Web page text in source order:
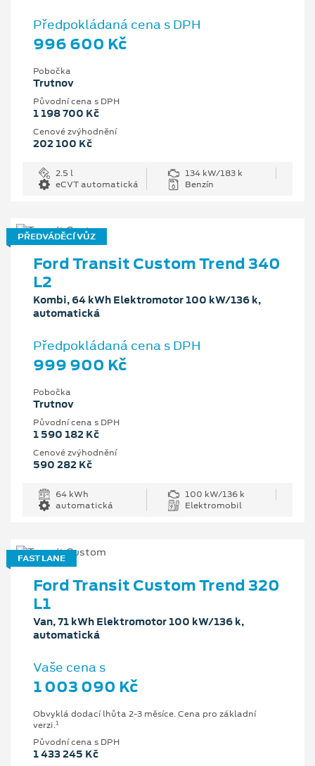
Předpokládaná cena s DPH
996 600 Kč
Pobočka
Trutnov
Původní cena s DPH
1 198 700 Kč
Cenové zvýhodnění
202 100 Kč
2.5 l
134 kW/183 k
eCVT automatická
Benzín
PŘEDVÁDĚCÍ VŮZ
Ford Transit Custom Trend 340
L2
Kombi, 64 kWh Elektromotor 100 kW/136 k,
automatická
Předpokládaná cena s DPH
999 900 Kč
Pobočka
Trutnov
Původní cena s DPH
1 590 182 Kč
Cenové zvýhodnění
590 282 Kč
64 kWh
100 kW/136 k
automatická
Elektromobil
FAST LANE
Ford Transit Custom Trend 320
L1
Van, 71 kWh Elektromotor 100 kW/136 k,
automatická
Vaše cena s
1 003 090 Kč
Obvyklá dodací lhůta 2-3 měsíce. Cena pro základní
verzi.1
Původní cena s DPH
1 433 245 Kč